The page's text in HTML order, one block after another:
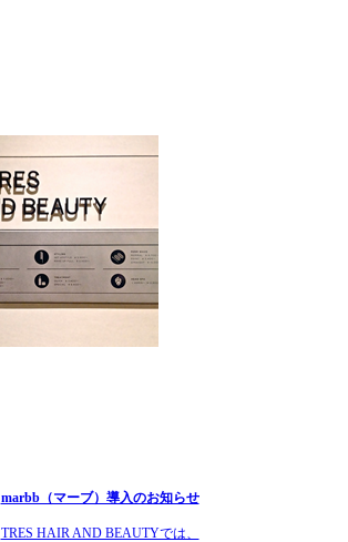
marbb（マーブ）導入のお知らせ
TRES HAIR AND BEAUTYでは、